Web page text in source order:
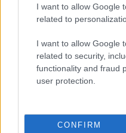
I want to allow Google
related to
I want to allow Google
related to security,
functionality and fraud
user protection.
CONFIRM
Meccs Center
Manchester